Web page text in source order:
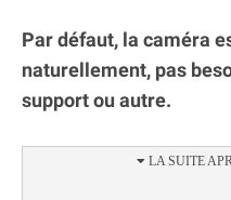
Par défaut, la caméra
naturellement, pas
support ou autre.